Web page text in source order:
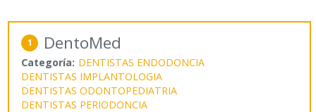
1 DentoMed
Categoría: DENTISTAS ENDODONCIA
DENTISTAS IMPLANTOLOGIA
DENTISTAS ODONTOPEDIATRIA
DENTISTAS PERIODONCIA